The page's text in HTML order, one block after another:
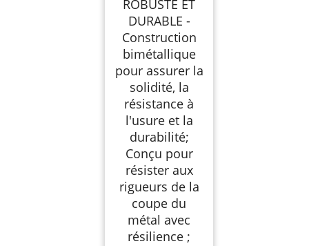
ROBUSTE ET
DURABLE -
Construction
bimétallique
pour assurer la
solidité, la
résistance à
l'usure et la
durabilité;
Conçu pour
résister aux
rigueurs de la
coupe du
métal avec
résilience ;